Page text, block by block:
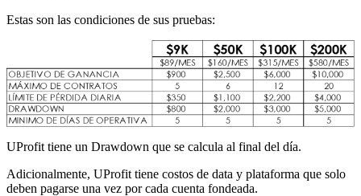
Estas son las condiciones de sus pruebas:
UProfit tiene un Drawdown que se calcula al final del día.
Adicionalmente, UProfit tiene costos de data y plataforma que solo
deben pagarse una vez por cada cuenta fondeada.